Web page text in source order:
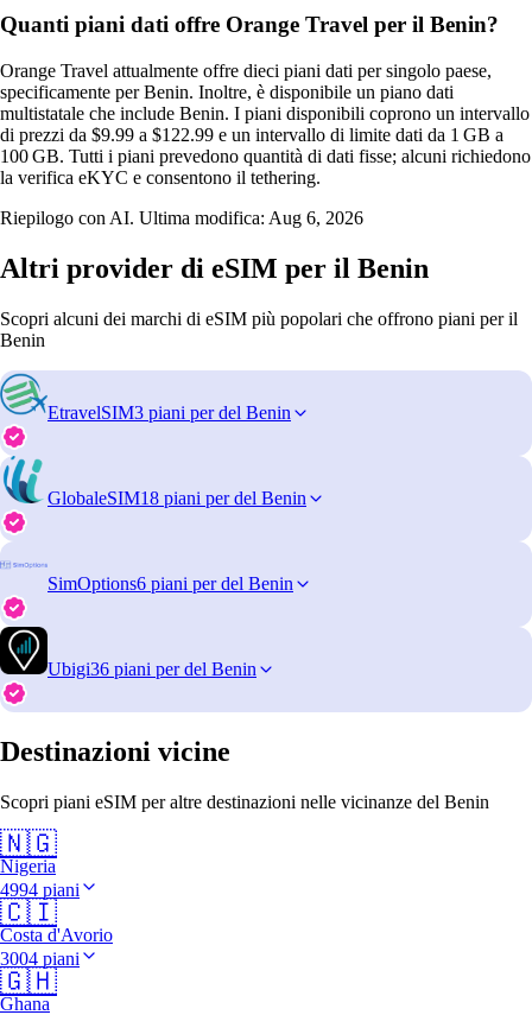
Quanti piani dati offre Orange Travel per il Benin?
Orange Travel attualmente offre dieci piani dati per singolo paese,
specificamente per Benin. Inoltre, è disponibile un piano dati
multistatale che include Benin. I piani disponibili coprono un intervallo
di prezzi da $9.99 a $122.99 e un intervallo di limite dati da 1 GB a
100 GB. Tutti i piani prevedono quantità di dati fisse; alcuni richiedono
la verifica eKYC e consentono il tethering.
Riepilogo con AI. Ultima modifica: Aug 6, 2026
Altri provider di eSIM per il Benin
Scopri alcuni dei marchi di eSIM più popolari che offrono piani per il
Benin
EtravelSIM3 piani per del Benin
GlobaleSIM18 piani per del Benin
SimOptions6 piani per del Benin
Ubigi36 piani per del Benin
Destinazioni vicine
Scopri piani eSIM per altre destinazioni nelle vicinanze del Benin
🇳🇬
Nigeria
4994 piani
🇨🇮
Costa d'Avorio
3004 piani
🇬🇭
Ghana